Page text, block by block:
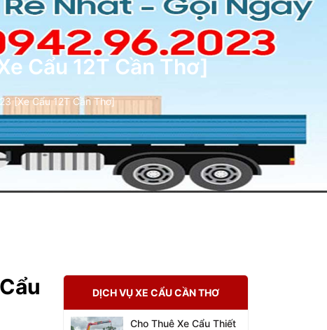
Cẩu 12T Cần Thơ]
[Xe Cẩu 12T Cần Thơ]
DỊCH VỤ XE CẨU CẦN THƠ
Cho Thuê Xe Cẩu Thiết